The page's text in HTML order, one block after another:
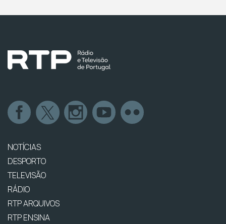
NOTÍCIAS
DESPORTO
TELEVISÃO
RÁDIO
RTP ARQUIVOS
RTP ENSINA